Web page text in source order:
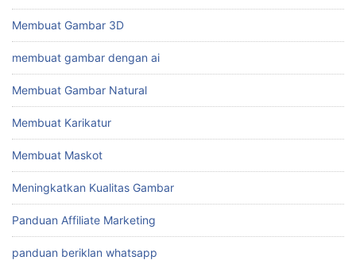
Membuat Gambar 3D
membuat gambar dengan ai
Membuat Gambar Natural
Membuat Karikatur
Membuat Maskot
Meningkatkan Kualitas Gambar
Panduan Affiliate Marketing
panduan beriklan whatsapp